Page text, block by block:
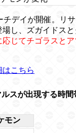
チデイが開催。リ
場し、ズガイドス
応じてチゴラスと
はこちら
スが出現する時間
モン